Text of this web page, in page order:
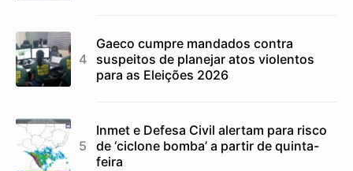
Gaeco cumpre mandados contra
suspeitos de planejar atos violentos
para as Eleições 2026
Inmet e Defesa Civil alertam para risco
de ‘ciclone bomba’ a partir de quinta-
feira